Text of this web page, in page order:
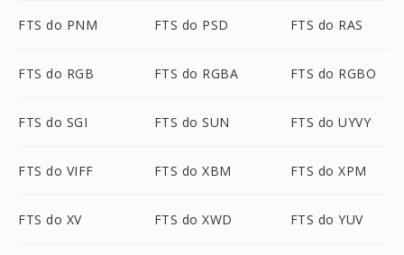
FTS do PNM FTS do PSD FTS do RAS
FTS do RGB FTS do RGBA FTS do RGBO
FTS do SGI FTS do SUN FTS do UYVY
FTS do VIFF FTS do XBM FTS do XPM
FTS do XV FTS do XWD FTS do YUV